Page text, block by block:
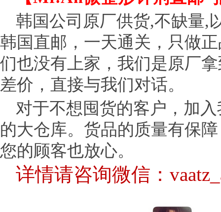
韩国公司原厂供货,不缺量,
韩国直邮，一天通关，只做
们也没有上家，我们是原厂
差价，直接与我们对话。
对于不想囤货的客户，加
的大仓库。货品的质量有保
您的顾客也放心。
详情请咨询微信：